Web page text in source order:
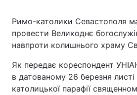
Римо-католики Севастополя
провести Великоднє
навпроти колишнього храму
Як передає кореспондент
в датованому 26 березня
католицької парафії